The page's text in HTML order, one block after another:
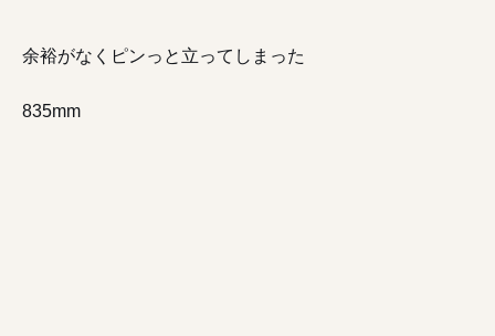
余裕がなくピンっと立ってしまった
835mm